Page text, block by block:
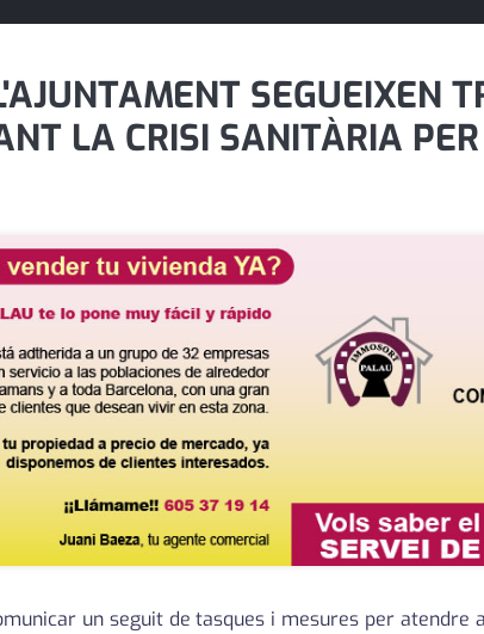
SEGUEIXEN
LA CRISI SANITÀRIA
un seguit de tasques i mesures per